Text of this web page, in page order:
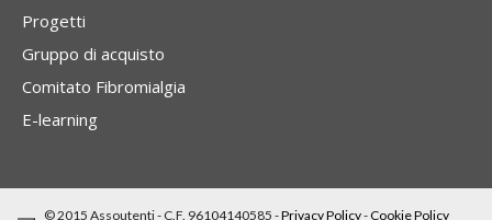
Progetti
Gruppo di acquisto
Comitato Fibromialgia
E-learning
© 2015 Assoutenti - C.F. 96104140585 -Privacy Policy-Cookie Policy